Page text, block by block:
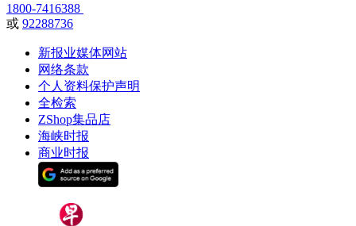
1800-7416388
或 92288736
新报业媒体网站
网络条款
个人资料保护声明
全检索
ZShop集品店
海峡时报
商业时报